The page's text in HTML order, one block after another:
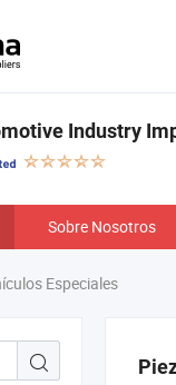
Industry
Sobre Nosotros
Especiales